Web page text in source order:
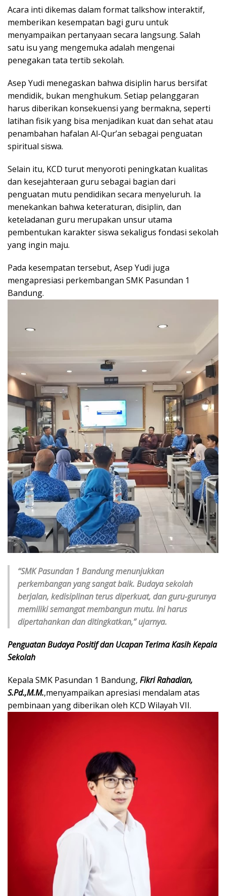
Acara inti dikemas dalam format talkshow interaktif,
memberikan kesempatan bagi guru untuk
menyampaikan pertanyaan secara langsung. Salah
satu isu yang mengemuka adalah mengenai
penegakan tata tertib sekolah.
Asep Yudi menegaskan bahwa disiplin harus bersifat
mendidik, bukan menghukum. Setiap pelanggaran
harus diberikan konsekuensi yang bermakna, seperti
latihan fisik yang bisa menjadikan kuat dan sehat atau
penambahan hafalan Al-Qur’an sebagai penguatan
spiritual siswa.
Selain itu, KCD turut menyoroti peningkatan kualitas
dan kesejahteraan guru sebagai bagian dari
penguatan mutu pendidikan secara menyeluruh. Ia
menekankan bahwa keteraturan, disiplin, dan
keteladanan guru merupakan unsur utama
pembentukan karakter siswa sekaligus fondasi sekolah
yang ingin maju.
Pada kesempatan tersebut, Asep Yudi juga
mengapresiasi perkembangan SMK Pasundan 1
Bandung.
“SMK Pasundan 1 Bandung menunjukkan
perkembangan yang sangat baik. Budaya sekolah
berjalan, kedisiplinan terus diperkuat, dan guru-gurunya
memiliki semangat membangun mutu. Ini harus
dipertahankan dan ditingkatkan,” ujarnya.
Penguatan Budaya Positif dan Ucapan Terima Kasih Kepala
Sekolah
Kepala SMK Pasundan 1 Bandung, Fikri Rahadian,
S.Pd.,M.M.,menyampaikan apresiasi mendalam atas
pembinaan yang diberikan oleh KCD Wilayah VII.